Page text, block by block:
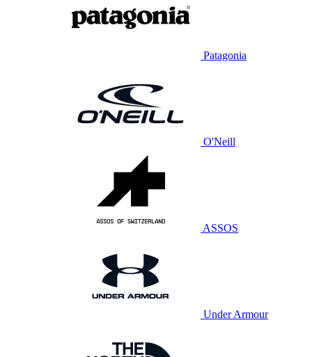
Patagonia
O'Neill
ASSOS
Under Armour